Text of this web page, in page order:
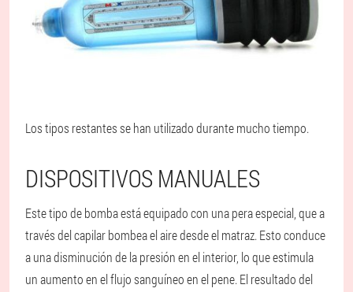
Los tipos restantes se han utilizado durante mucho tiempo.
DISPOSITIVOS MANUALES
Este tipo de bomba está equipado con una pera especial, que a
través del capilar bombea el aire desde el matraz. Esto conduce
a una disminución de la presión en el interior, lo que estimula
un aumento en el flujo sanguíneo en el pene. El resultado del